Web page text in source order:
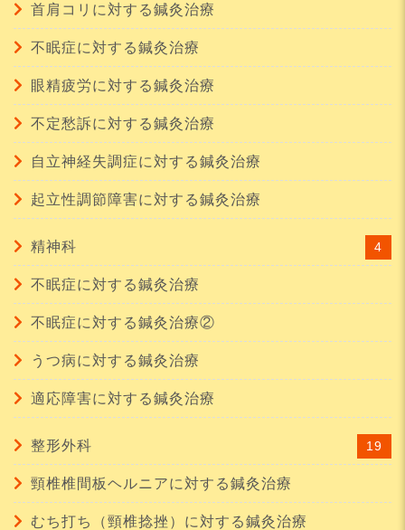
首肩コリに対する鍼灸治療
不眠症に対する鍼灸治療
眼精疲労に対する鍼灸治療
不定愁訴に対する鍼灸治療
自立神経失調症に対する鍼灸治療
起立性調節障害に対する鍼灸治療
精神科 4
不眠症に対する鍼灸治療
不眠症に対する鍼灸治療②
うつ病に対する鍼灸治療
適応障害に対する鍼灸治療
整形外科 19
頸椎椎間板ヘルニアに対する鍼灸治療
むち打ち（頸椎捻挫）に対する鍼灸治療